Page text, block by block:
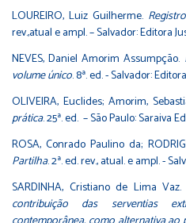
LOUREIRO, Luiz Guilherme.
rev.,atual e ampl. – Salvador: Editora
NEVES, Daniel Amorim Assumpção.
volume único. 8ª. ed. - Salvador:
OLIVEIRA, Euclides; Amorim,
prática. 25ª. ed. – São Paulo: Saraiva
ROSA, Conrado Paulino da;
Partilha. 2ª. ed. rev., atual. e ampl. -
SARDINHA, Cristiano de Lima Vaz.
contribuição das serventias